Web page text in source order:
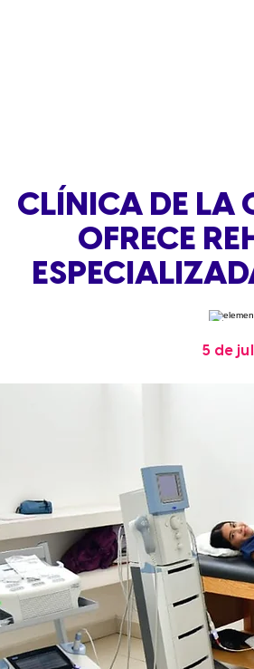
CLÍNICA DE LA
OFRECE
5 de